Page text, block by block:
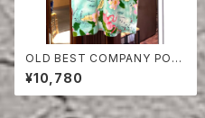
OLD BEST COMPANY POL
O SHIRT
¥10,780